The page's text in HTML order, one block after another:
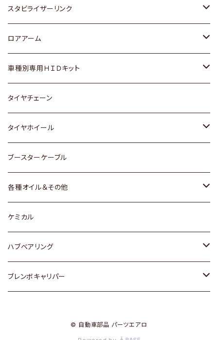
スバル
いすゞ
ダイハツ
マツダ
三菱
スバル
レクサス
スズキ
日産
ダイハツ
マツダ
三菱
スバル
ホンダ
スズキ
日産
いすゞ
ダイハツ
マツダ
三菱
スバル
トヨタ
ホンダ
スズキ
日産
ダイハツ
スバル
スタビライザーリンク
トヨタ
ホンダ
スズキ
日産
ダイハツ
マツダ
ロアアーム
ホンダ
スズキ
日産
ダイハツ
マツダ
スバル
車種別専用ＨＩＤキット
トヨタ
マツダ
タイヤチェーン
タイヤホイール
トヨタ
ホンダ
スズキ
日産
ダイハツ
ブースターケーブル
各種オイル＆その他
ディーデル洗浄添加剤
ケミカル
ハブベアリング
トヨタ
ブレンボキャリパー
© 自動車部品 パーツエアロ